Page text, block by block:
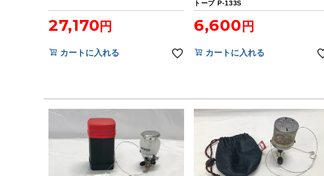
27,170
カートに入れる
トーブ P-133S
6,600
カートに入れる